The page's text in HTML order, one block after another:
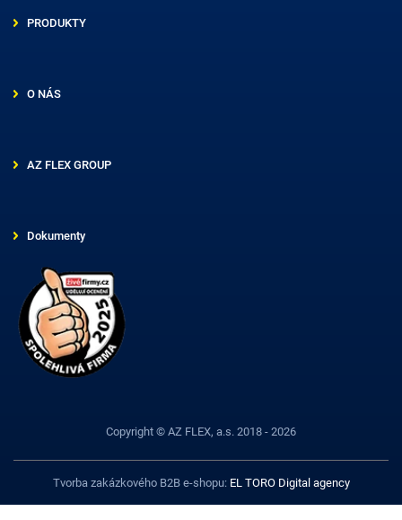
PRODUKTY
O NÁS
AZ FLEX GROUP
Dokumenty
Copyright © AZ FLEX, a.s. 2018 - 2026
Tvorba zakázkového B2B e-shopu: EL TORO Digital agency